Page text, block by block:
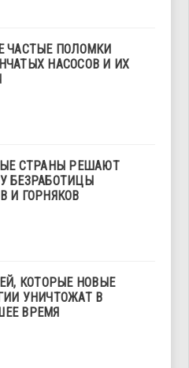
ЧАСТЫЕ ПОЛОМКИ
НАСОСОВ И ИХ
СТРАНЫ РЕШАЮТ
БЕЗРАБОТИЦЫ
И ГОРНЯКОВ
КОТОРЫЕ НОВЫЕ
УНИЧТОЖАТ В
ВРЕМЯ